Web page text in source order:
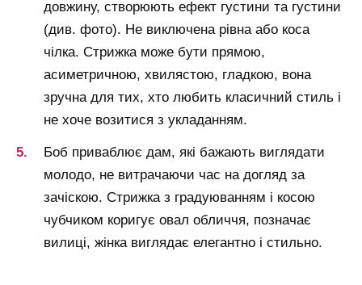
довжину, створюють ефект густини та густини
(див. фото). Не виключена рівна або коса
чілка. Стрижка може бути прямою,
асиметричною, хвилястою, гладкою, вона
зручна для тих, хто любить класичний стиль і
не хоче возитися з укладанням.
Боб приваблює дам, які бажають виглядати
молодо, не витрачаючи час на догляд за
зачіскою. Стрижка з градуюванням і косою
чубчиком коригує овал обличчя, позначає
вилиці, жінка виглядає елегантно і стильно.